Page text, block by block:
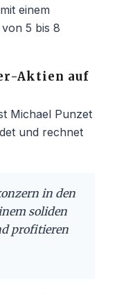
einem
5 bis 8
Aktien auf
Michael Punzet
und rechnet
in den
soliden
profitieren